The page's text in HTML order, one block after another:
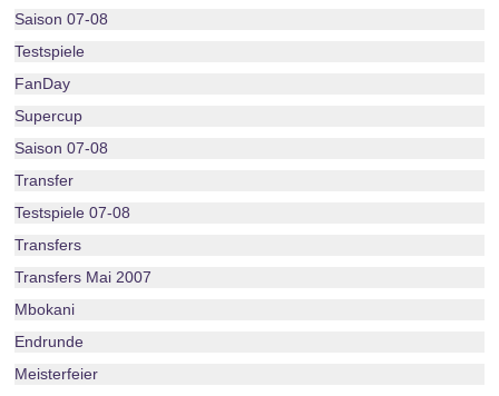
Saison 07-08
Testspiele
FanDay
Supercup
Saison 07-08
Transfer
Testspiele 07-08
Transfers
Transfers Mai 2007
Mbokani
Endrunde
Meisterfeier